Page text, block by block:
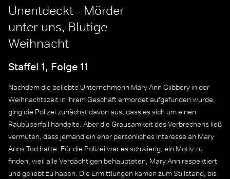
Unentdeckt - Mörder
unter uns, Blutige
Weihnacht
Staffel 1, Folge 11
Nachdem die beliebte Unternehmerin Mary Ann Clibbery in der
Weihnachtszeit in ihrem Geschäft ermordet aufgefunden wurde,
ging die Polizei zunächst davon aus, dass es sich um einen
Raubüberfall handelte. Aber die Grausamkeit des Verbrechens ließ
vermuten, dass jemand ein eher persönliches Interesse an Mary
Anns Tod hatte. Für die Polizei war es schwierig, ein Motiv zu
finden, weil alle Verdächtigen behaupteten, Mary Ann respektiert
und geliebt zu haben. Die Ermittlungen kamen zum Stillstand, bis